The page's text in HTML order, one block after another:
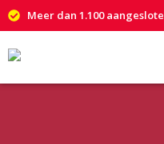
Meer dan 1.100